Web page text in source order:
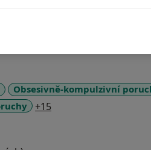
Obsesivně-kompulzivní
+15